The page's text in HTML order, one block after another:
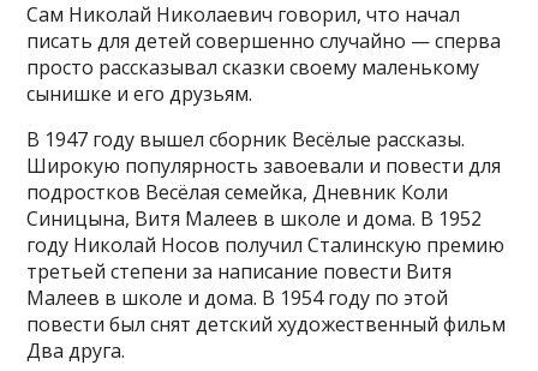
Сам Николай Николаевич говорил, что начал
писать для детей совершенно случайно — сперва
просто рассказывал сказки своему маленькому
сынишке и его друзьям.
В 1947 году вышел сборник Весёлые рассказы.
Широкую популярность завоевали и повести для
подростков Весёлая семейка, Дневник Коли
Синицына, Витя Малеев в школе и дома. В 1952
году Николай Носов получил Сталинскую премию
третьей степени за написание повести Витя
Малеев в школе и дома. В 1954 году по этой
повести был снят детский художественный фильм
Два друга.